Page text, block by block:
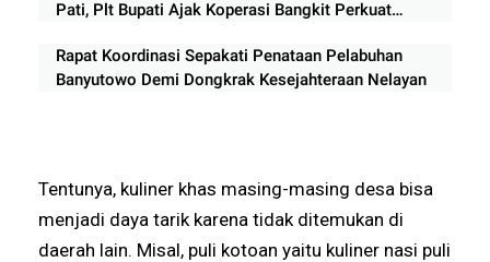
Pati, Plt Bupati Ajak Koperasi Bangkit Perkuat
Rapat Koordinasi Sepakati Penataan Pelabuhan
Banyutowo Demi Dongkrak Kesejahteraan Nelayan
Tentunya, kuliner khas masing-masing desa bisa
menjadi daya tarik karena tidak ditemukan di
daerah lain. Misal, puli kotoan yaitu kuliner nasi puli